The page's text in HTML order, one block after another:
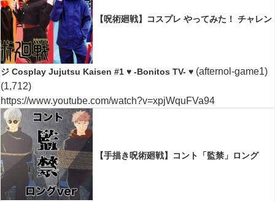
【呪術廻戦】コスプレ やってみた！ チャレン
ジ Cosplay Jujutsu Kaisen #1 ♥ -Bonitos TV- ♥ (afternol-game1)
(1,712)
https://www.youtube.com/watch?v=xpjWquFVa94
【手描き呪術廻戦】コント「監禁」ロング